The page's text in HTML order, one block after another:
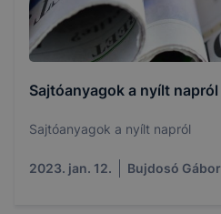
Sajtóanyagok a nyílt napról
Sajtóanyagok a nyílt napról
2023. jan. 12. Bujdosó Gábor